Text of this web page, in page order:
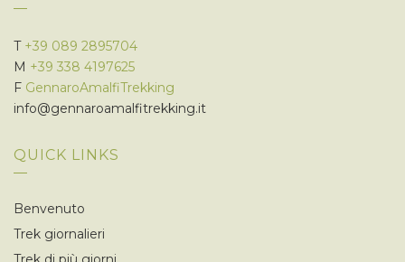
T +39 089 2895704
M +39 338 4197625
F GennaroAmalfiTrekking
info@gennaroamalfitrekking.it
QUICK LINKS
Benvenuto
Trek giornalieri